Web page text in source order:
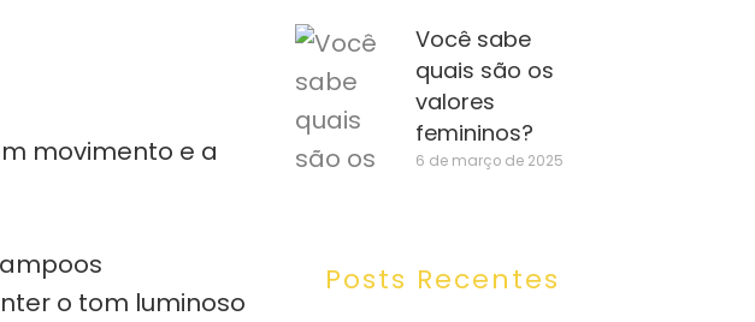
movimento e a
o tom luminoso
Você sabe
quais são os
valores
femininos?
6 de março de 2025
Posts Recentes